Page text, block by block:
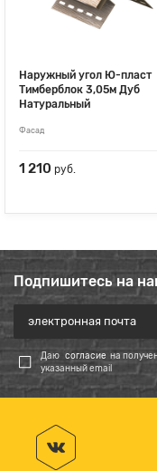
Наружный угол Ю-пласт
Тимберблок 3,05м Дуб
Натуральный
Фасад
1 210 руб.
Подпишитесь на
Даю согласие на
указанный email